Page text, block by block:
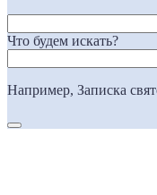
Что будем искать?
Например, Записка